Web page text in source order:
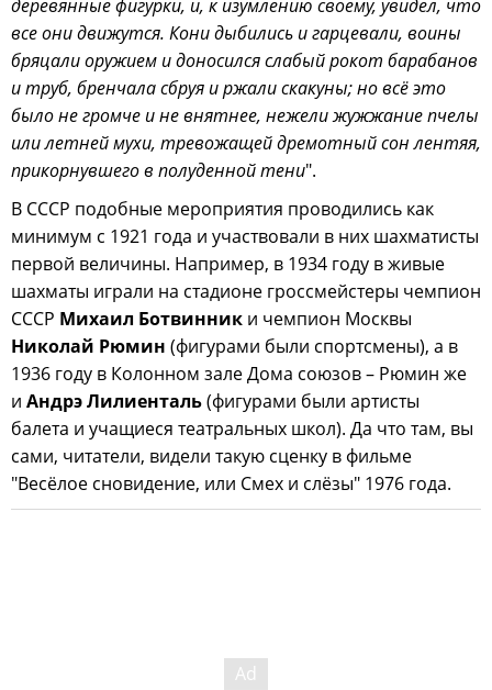
деревянные фигурки, и, к изумлению своему, увидел, что
все они движутся. Кони дыбились и гарцевали, воины
бряцали оружием и доносился слабый рокот барабанов
и труб, бренчала сбруя и ржали скакуны; но всё это
было не громче и не внятнее, нежели жужжание пчелы
или летней мухи, тревожащей дремотный сон лентяя,
прикорнувшего в полуденной тени".
В СССР подобные мероприятия проводились как
минимум с 1921 года и участвовали в них шахматисты
первой величины. Например, в 1934 году в живые
шахматы играли на стадионе гроссмейстеры чемпион
СССР Михаил Ботвинник и чемпион Москвы
Николай Рюмин (фигурами были спортсмены), а в
1936 году в Колонном зале Дома союзов – Рюмин же
и Андрэ Лилиенталь(фигурами были артисты
балета и учащиеся театральных школ). Да что там, вы
сами, читатели, видели такую сценку в фильме
"Весёлое сновидение, или Смех и слёзы" 1976 года.